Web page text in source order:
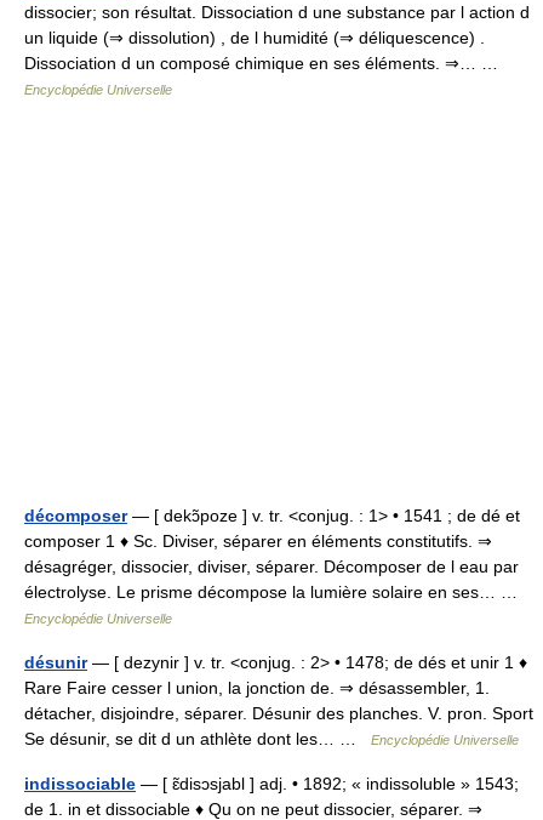
dissocier; son résultat. Dissociation d une substance par l action d
un liquide (⇒ dissolution) , de l humidité (⇒ déliquescence) .
Dissociation d un composé chimique en ses éléments. ⇒… …
Encyclopédie Universelle
décomposer— [ dekɔ̃poze ] v. tr. <conjug. : 1> • 1541 ; de dé et
composer 1 ♦ Sc. Diviser, séparer en éléments constitutifs. ⇒
désagréger, dissocier, diviser, séparer. Décomposer de l eau par
électrolyse. Le prisme décompose la lumière solaire en ses… …
Encyclopédie Universelle
désunir— [ dezynir ] v. tr. <conjug. : 2> • 1478; de dés et unir 1 ♦
Rare Faire cesser l union, la jonction de. ⇒ désassembler, 1.
détacher, disjoindre, séparer. Désunir des planches. V. pron. Sport
Se désunir, se dit d un athlète dont les… …
Encyclopédie Universelle
indissociable — [ ɛ̃disɔsjabl ] adj. • 1892; « indissoluble » 1543;
de 1. in et dissociable ♦ Qu on ne peut dissocier, séparer. ⇒